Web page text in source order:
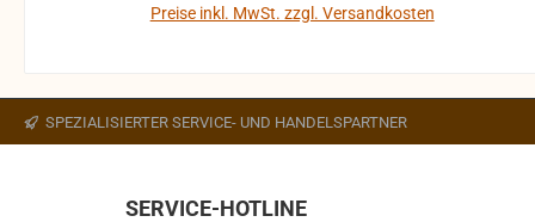
gehen auf Kosten des Käufers. bei defekten Artikel
ausgeschlossen.
Preise inkl. MwSt. zzgl. Versandkosten
SPEZIALISIERTER SERVICE- UND HANDELSPARTNER
SERVICE-HOTLINE